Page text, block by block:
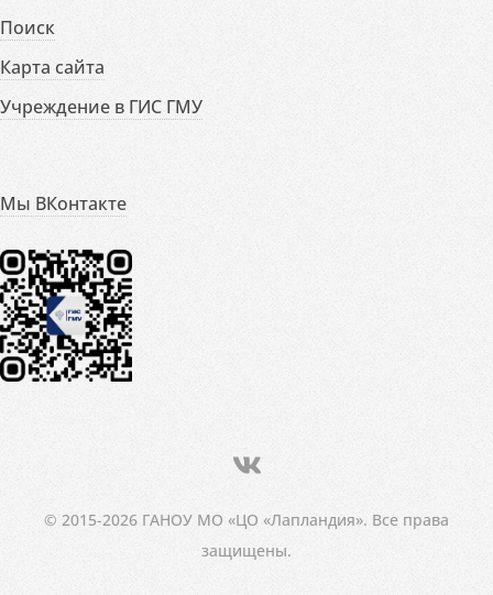
Поиск
Карта сайта
Учреждение в ГИС ГМУ
Мы ВКонтакте
© 2015-2026 ГАНОУ МО «ЦО «Лапландия». Все права
защищены.